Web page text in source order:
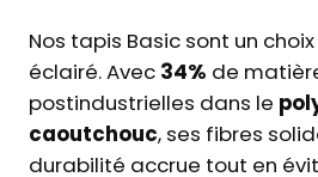
Nos tapis Basic sont un
éclairé. Avec 34% de
postindustrielles dans le
caoutchouc, ses fibres
durabilité accrue tout en